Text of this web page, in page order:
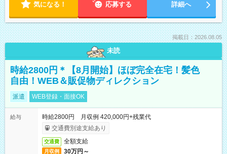
気になる！ 応募する 詳細へ
掲載日：2026.08.05
未読
時給2800円＊【8月開始】ほぼ完全在宅！髪色
自由！WEB＆販促物ディレクション
派遣 WEB登録・面接OK
給与
時給2800円 月収例 420,000円+残業代
交通費別途支給あり
交通費 全額支給
月収例 30万円～